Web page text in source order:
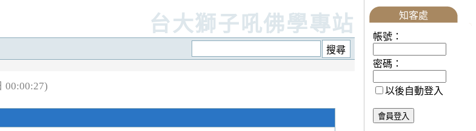
台大獅子吼佛學專站
00:00:27)
知客處
帳號：
密碼：
以後自動登入